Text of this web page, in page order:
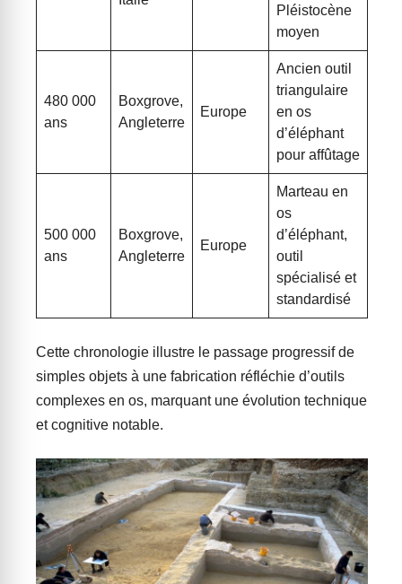
Pléistocène
moyen
480 000
ans
Boxgrove,
Angleterre
Europe
Ancien outil
triangulaire
en os
d’éléphant
pour affûtage
500 000
ans
Boxgrove,
Angleterre
Europe
Marteau en
os
d’éléphant,
outil
spécialisé et
standardisé
Cette chronologie illustre le passage progressif de
simples objets à une fabrication réfléchie d’outils
complexes en os, marquant une évolution technique
et cognitive notable.